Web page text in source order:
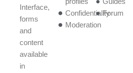
Interface,
forms
and
content
available
in
Confidentiality
Moderation
Forum